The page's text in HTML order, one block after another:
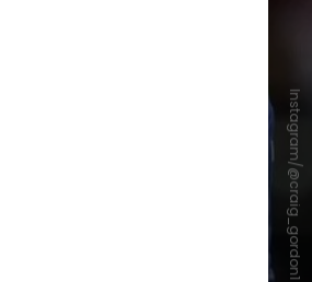
Instagram/@craig_gordon1